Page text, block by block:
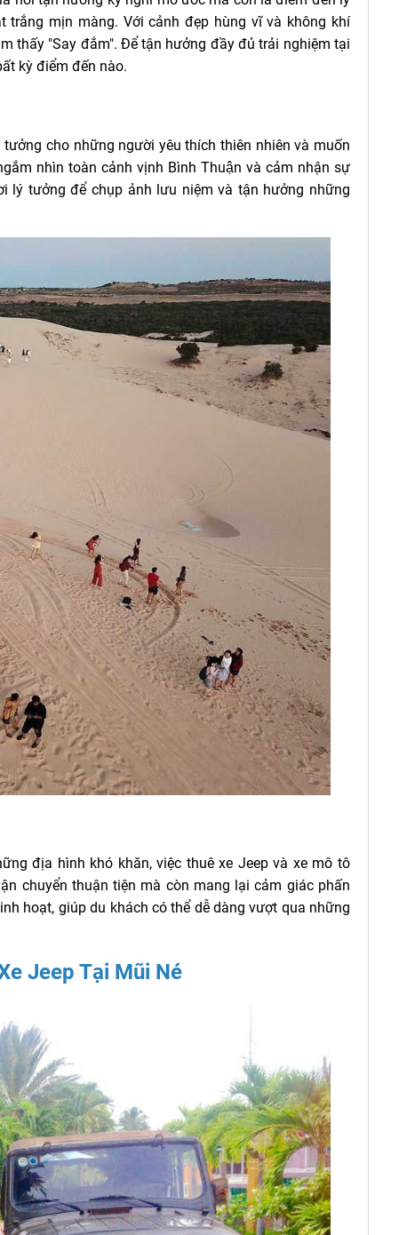
mịn màng. Với cảnh đẹp hùng vĩ và không khí
thấy "Say đắm". Để tận hưởng đầy đủ trải nghiệm tại
kỳ điểm đến nào.
cho những người yêu thích thiên nhiên và muốn
nhìn toàn cảnh vịnh Bình Thuận và cảm nhận sự
lý tưởng để chụp ảnh lưu niệm và tận hưởng những
địa hình khó khăn, việc thuê xe Jeep và xe mô tô
chuyển thuận tiện mà còn mang lại cảm giác phấn
hoạt, giúp du khách có thể dễ dàng vượt qua những
Jeep Tại Mũi Né